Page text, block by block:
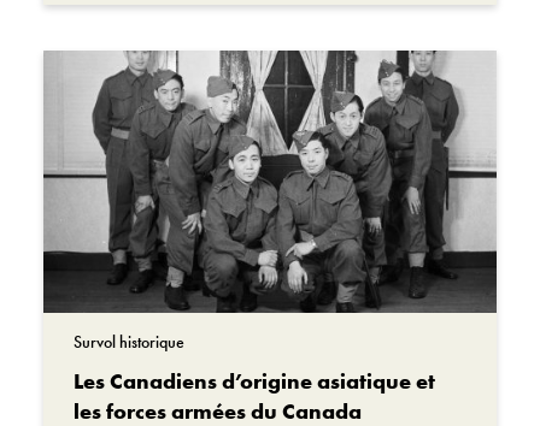
Survol historique
Les Canadiens d’origine asiatique et
les forces armées du Canada